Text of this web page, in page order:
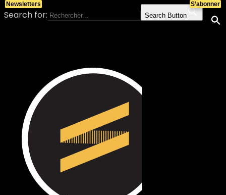
Search for: Search Button
S’abonner
Newsletters